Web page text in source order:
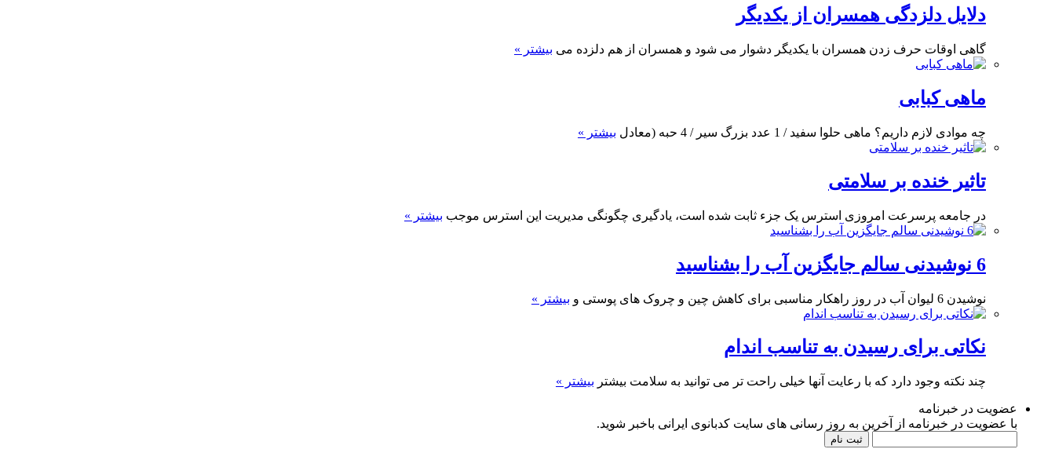
دلایل دلزدگی همسران از یکدیگر
گاهی اوقات حرف زدن همسران با یکدیگر دشوار می شود و همسران از هم دلزده می بیشتر »
ماهی کبابی
چه موادی لازم داریم؟ ماهی حلوا سفید / 1 عدد بزرگ سیر / 4 حبه (معادل بیشتر »
تاثیر خنده بر سلامتی
در جامعه پرسرعت امروزی استرس یک جزء ثابت شده است، یادگیری چگونگی مدیریت این استرس موجب بیشتر »
6 نوشیدنی سالم جایگزین آب را بشناسید
نوشیدن 6 لیوان آب در روز راهکار مناسبی برای کاهش چین و چروک های پوستی و بیشتر »
نکاتی برای رسیدن به تناسب اندام
چند نکته وجود دارد که با رعایت آنها خیلی راحت تر می توانید به سلامت بیشتر بیشتر »
عضویت در خبرنامه
با عضویت در خبرنامه از آخرین به روز رسانی های سایت کدبانوی ایرانی باخبر شوید.